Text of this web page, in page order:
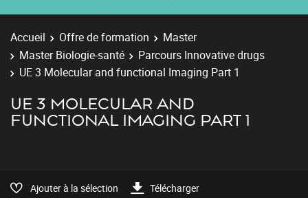
Accueil Offre de formation
Master
Master Biologie-santé
Parcours Innovative drugs
UE 3 Molecular and functional Imaging Part 1
UE 3 MOLECULAR AND
FUNCTIONAL IMAGING PART 1
Ajouter à la sélection Télécharger